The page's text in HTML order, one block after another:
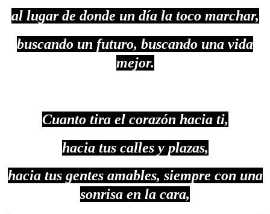
al lugar de donde un día la toco marchar,
buscando un futuro, buscando una vida
mejor.
Cuanto tira el corazón hacia ti,
hacia tus calles y plazas,
hacia tus gentes amables, siempre con una
sonrisa en la cara,